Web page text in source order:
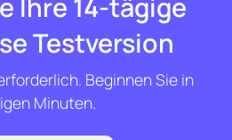
Ihre 14-tägige
Testversion
Beginnen Sie in
Minuten.